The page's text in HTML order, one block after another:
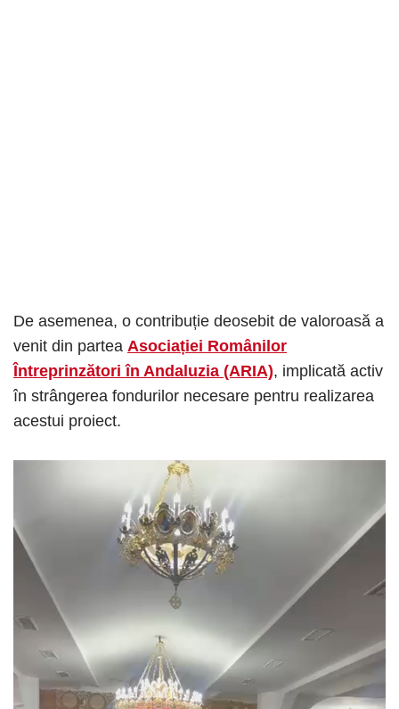
De asemenea, o contribuție deosebit de valoroasă a
venit din partea Asociației Românilor
Întreprinzători în Andaluzia (ARIA), implicată activ
în strângerea fondurilor necesare pentru realizarea
acestui proiect.